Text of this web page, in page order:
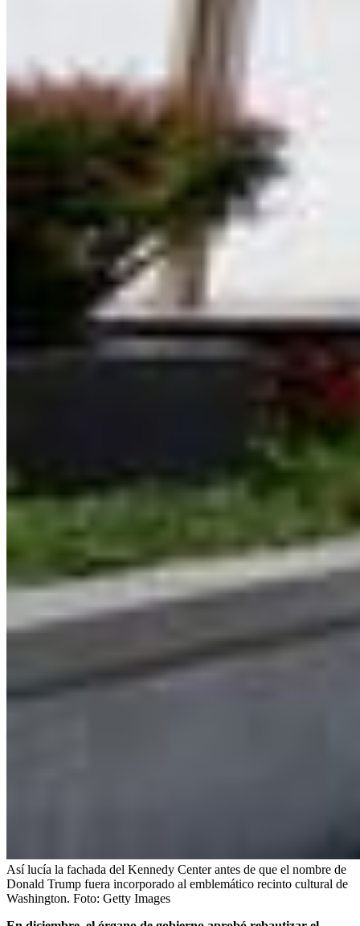
Así lucía la fachada del Kennedy Center antes de que el nombre de
Donald Trump fuera incorporado al emblemático recinto cultural de
Washington. Foto: Getty Images